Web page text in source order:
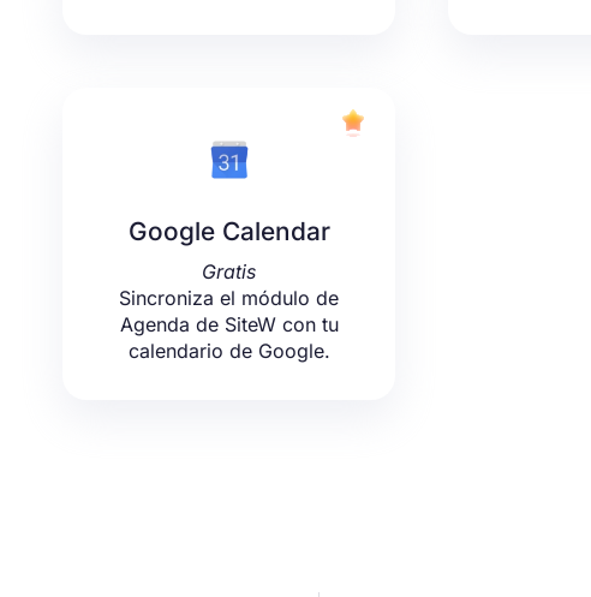
Google Calendar
Gratis
Sincroniza el módulo de
Agenda de SiteW con tu
calendario de Google.